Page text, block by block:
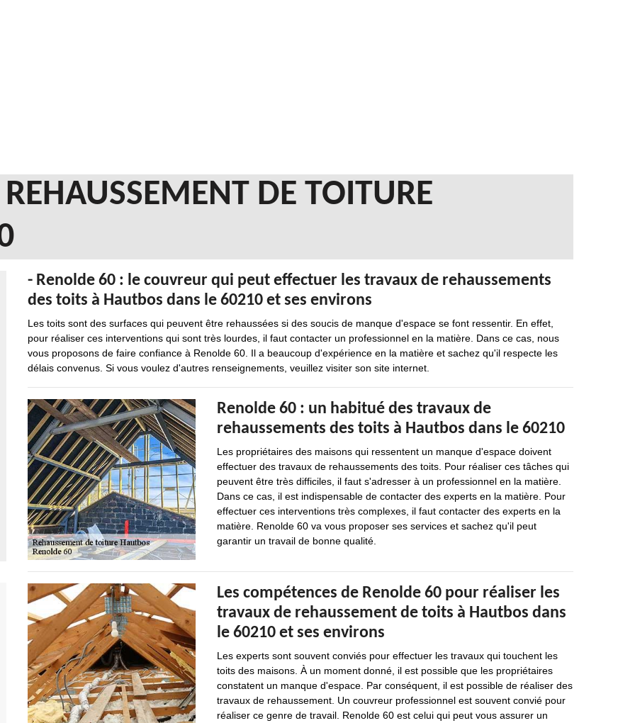
REHAUSSEMENT DE TOITURE
- Renolde 60 : le couvreur qui peut effectuer les travaux de rehaussements
des toits à Hautbos dans le 60210 et ses environs
Les toits sont des surfaces qui peuvent être rehaussées si des soucis de manque d'espace se font ressentir. En effet,
pour réaliser ces interventions qui sont très lourdes, il faut contacter un professionnel en la matière. Dans ce cas, nous
vous proposons de faire confiance à Renolde 60. Il a beaucoup d'expérience en la matière et sachez qu'il respecte les
délais convenus. Si vous voulez d'autres renseignements, veuillez visiter son site internet.
Renolde 60 : un habitué des travaux de
rehaussements des toits à Hautbos dans le 60210
Les propriétaires des maisons qui ressentent un manque d'espace doivent
effectuer des travaux de rehaussements des toits. Pour réaliser ces tâches qui
peuvent être très difficiles, il faut s'adresser à un professionnel en la matière.
Dans ce cas, il est indispensable de contacter des experts en la matière. Pour
effectuer ces interventions très complexes, il faut contacter des experts en la
matière. Renolde 60 va vous proposer ses services et sachez qu'il peut
garantir un travail de bonne qualité.
Les compétences de Renolde 60 pour réaliser les
travaux de rehaussement de toits à Hautbos dans
le 60210 et ses environs
Les experts sont souvent conviés pour effectuer les travaux qui touchent les
toits des maisons. À un moment donné, il est possible que les propriétaires
constatent un manque d'espace. Par conséquent, il est possible de réaliser des
travaux de rehaussement. Un couvreur professionnel est souvent convié pour
réaliser ce genre de travail. Renolde 60 est celui qui peut vous assurer un